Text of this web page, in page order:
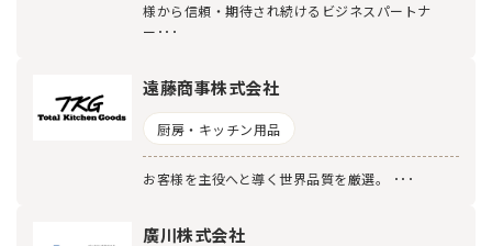
様から信頼・期待され続けるビジネスパートナ
ー･･･
遠藤商事株式会社
厨房・キッチン用品
お客様を主役へと導く世界品質を厳選。 ･･･
廣川株式会社